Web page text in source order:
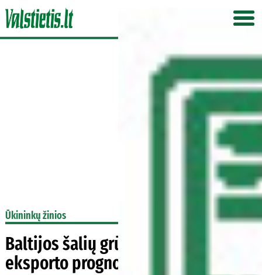
Ūkininkų žinios
Baltijos šalių grūdų derliaus ir jų
eksporto prognozės